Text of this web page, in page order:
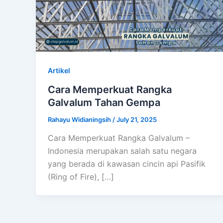
Artikel
Cara Memperkuat Rangka
Galvalum Tahan Gempa
Rahayu Widianingsih /July 21, 2025
Cara Memperkuat Rangka Galvalum –
Indonesia merupakan salah satu negara
yang berada di kawasan cincin api Pasifik
(Ring of Fire), […]